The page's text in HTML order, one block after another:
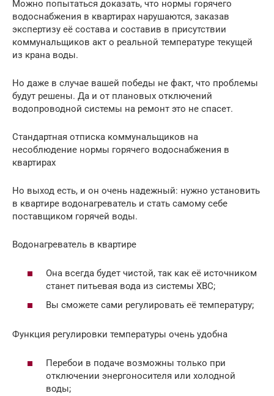
Можно попытаться доказать, что нормы горячего
водоснабжения в квартирах нарушаются, заказав
экспертизу её состава и составив в присутствии
коммунальщиков акт о реальной температуре текущей
из крана воды.
Но даже в случае вашей победы не факт, что проблемы
будут решены. Да и от плановых отключений
водопроводной системы на ремонт это не спасет.
Стандартная отписка коммунальщиков на
несоблюдение нормы горячего водоснабжения в
квартирах
Но выход есть, и он очень надежный: нужно установить
в квартире водонагреватель и стать самому себе
поставщиком горячей воды.
Водонагреватель в квартире
Она всегда будет чистой, так как её источником
станет питьевая вода из системы ХВС;
Вы сможете сами регулировать её температуру;
Функция регулировки температуры очень удобна
Перебои в подаче возможны только при
отключении энергоносителя или холодной
воды;